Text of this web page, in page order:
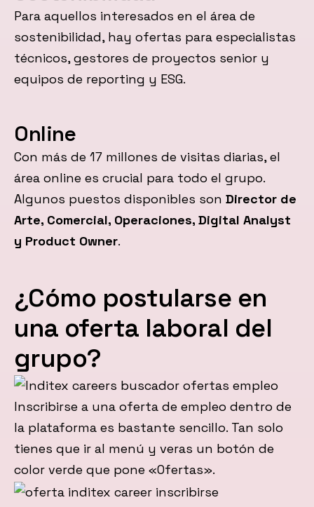
Para aquellos interesados en el área de
sostenibilidad, hay ofertas para especialistas
técnicos, gestores de proyectos senior y
equipos de reporting y ESG.
Online
Con más de 17 millones de visitas diarias, el
área online es crucial para todo el grupo.
Algunos puestos disponibles son Director de
Arte, Comercial, Operaciones, Digital Analyst
y Product Owner.
¿Cómo postularse en
una oferta laboral del
grupo?
Inscribirse a una oferta de empleo dentro de
la plataforma es bastante sencillo. Tan solo
tienes que ir al menú y veras un botón de
color verde que pone «Ofertas».